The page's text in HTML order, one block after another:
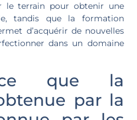
le terrain pour obtenir une
tandis que la formation
d’acquérir de nouvelles
dans un domaine
que la
par la